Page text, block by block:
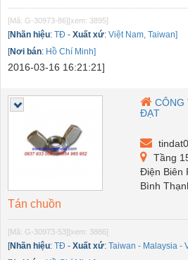
[Mã: G-30973-86][xem: 3895]
[Nhãn hiệu: TĐ - Xuất xứ: Việt Nam, Taiwan]
[Nơi bán: Hồ Chí Minh]
2016-03-16 16:21:21]
CÔNG
ĐẠT
Tầng
Điện Biên
Bình
Tán chuồn
[Mã: G-30973-53][xem: 3886]
[Nhãn hiệu: TĐ - Xuất xứ: Taiwan - Malaysia -